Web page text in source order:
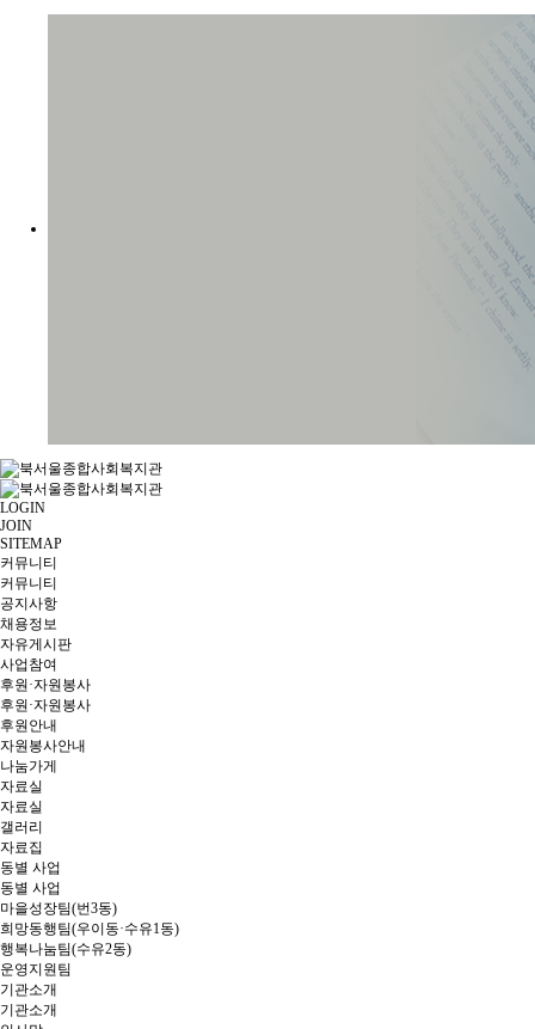
LOGIN
JOIN
SITEMAP
커뮤니티
커뮤니티
공지사항
채용정보
자유게시판
사업참여
후원·자원봉사
후원·자원봉사
후원안내
자원봉사안내
나눔가게
자료실
자료실
갤러리
자료집
동별 사업
동별 사업
마을성장팀(번3동)
희망동행팀(우이동·수유1동)
행복나눔팀(수유2동)
운영지원팀
기관소개
기관소개